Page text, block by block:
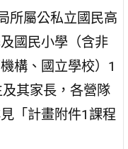
所屬公私立國民高
國民小學（含非
構、國立學校）1
其家長，各營隊
「計畫附件1課程